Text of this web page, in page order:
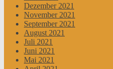
Dezember 2021
November 2021
September 2021
August 2021
Juli 2021
Juni 2021
Mai 2021